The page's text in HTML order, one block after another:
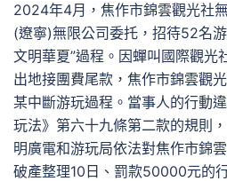
2024年4月，焦作市錦雲觀光社
(遼寧)無限公司委托，招待52名
文明華夏”過程。因蟬叫國際觀光
出地接團費尾款，焦作市錦雲觀
某中斷游玩過程。當事人的行動
玩法》第六十九條第二款的規則
明廣電和游玩局依法對焦作市錦
破產整理10日、罰款50000元的